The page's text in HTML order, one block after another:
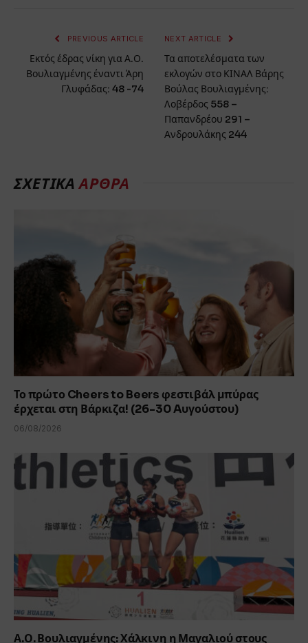
PREVIOUS ARTICLE
Εκτός έδρας νίκη για Α.Ο.
Βουλιαγμένης έναντι Άρη
Γλυφάδας: 48 -74
NEXT ARTICLE
Τα αποτελέσματα των
εκλογών στο ΚΙΝΑΛ Βάρης
Βούλας Βουλιαγμένης:
Λοβέρδος 558 –
Παπανδρέου 291 –
Ανδρουλάκης 244
ΣΧΕΤΙΚΑΑΡΘΡΑ
Το πρώτο Cheers to Beers φεστιβάλ μπύρας
έρχεται στη Βάρκιζα! (26-30 Aυγούστου)
06/08/2026
Α.Ο. Βουλιαγμένης: Χάλκινη η Μαγαλιού στους